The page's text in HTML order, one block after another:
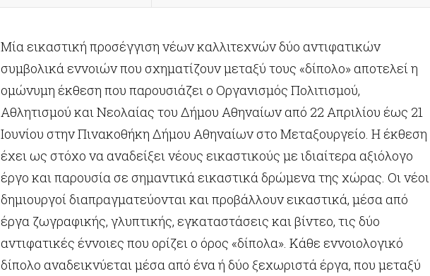
Μία εικαστική προσέγγιση νέων καλλιτεχνών δύο αντιφατικών
συμβολικά εννοιών που σχηματίζουν μεταξύ τους «δίπολο» αποτελεί η
ομώνυμη έκθεση που παρουσιάζει ο Οργανισμός Πολιτισμού,
Αθλητισμού και Νεολαίας του Δήμου Αθηναίων από 22 Απριλίου έως 21
Ιουνίου στην Πινακοθήκη Δήμου Αθηναίων στο Μεταξουργείο. Η έκθεση
έχει ως στόχο να αναδείξει νέους εικαστικούς με ιδιαίτερα αξιόλογο
έργο και παρουσία σε σημαντικά εικαστικά δρώμενα της χώρας. Οι νέοι
δημιουργοί διαπραγματεύονται και προβάλλουν εικαστικά, μέσα από
έργα ζωγραφικής, γλυπτικής, εγκαταστάσεις και βίντεο, τις δύο
αντιφατικές έννοιες που ορίζει ο όρος «δίπολα». Κάθε εννοιολογικό
δίπολο αναδεικνύεται μέσα από ένα ή δύο ξεχωριστά έργα, που μεταξύ